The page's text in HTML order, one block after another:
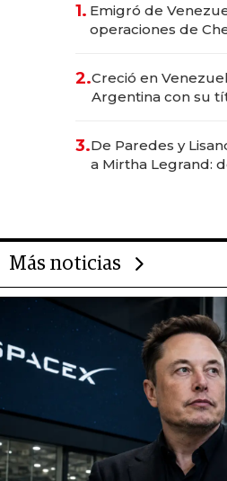
1. Emigró de
operaciones de
2.Creció en
Argentina con su
las marcas "fast
3.De Paredes y
a Mirtha Legrand:
Más noticias